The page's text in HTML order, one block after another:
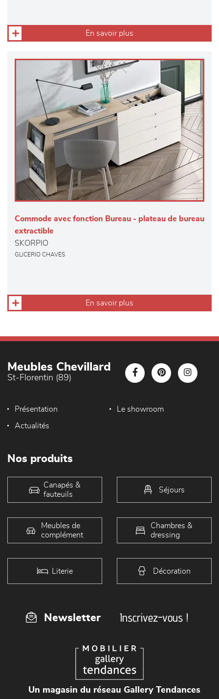
En savoir plus
Commode avec fonction Bureau - plateau de bureau
extractible
SKORPIO
GLICERIO CHAVES
En savoir plus
Meubles Chevillard
St-Florentin (89)
Présentation Le showroom
Actualités
Nos produits
Canapés &
fauteuils
Séjours
Meubles de
complément
Chambres &
dressing
Literie Décoration
Newsletter Inscrivez-vous !
Un magasin du réseau Gallery Tendances